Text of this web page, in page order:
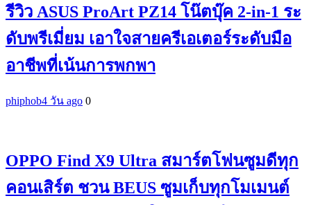
รีวิว ASUS ProArt PZ14 โน๊ตบุ๊ค 2-in-1 ระ
ดับพรีเมี่ยม เอาใจสายครีเอเตอร์ระดับมือ
อาชีพที่เน้นการพกพา
phiphob4 วัน ago 0
OPPO Find X9 Ultra สมาร์ตโฟนซูมดีทุก
คอนเสิร์ต ชวน BEUS ซูมเก็บทุกโมเมนต์